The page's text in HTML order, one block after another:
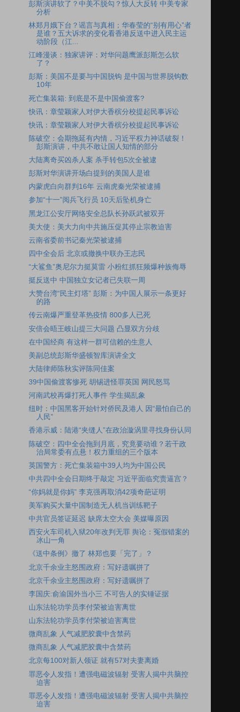
彭斯演讲软了？中美不脱勾？惊人大反转 中美专家
分析
林郑月娥下台？谣言与真相；华春莹的“别有用心”者
是谁？五大诉求的变化看香港反送中进入民主运
动阶段（江...
江峰漫谈：独家讲评：对华问题鹰派彭斯怎么软
了？
彭斯：美国不是要与中国脱钩 是中国与世界脱钩数
10年
死亡集装箱: 到底是不是中国偷渡客?
快讯：章莹颖家人对伊大香槟分校提起民事诉讼
快讯：章莹颖家人对伊大香槟分校提起民事诉讼
陈破空：会期拖延有内情，习近平权力神话破裂！
彭斯演讲，中共不敢让国人知情的部分
大陆离奇买凶杀人案 杀手转包5次全被逮
彭斯对华演讲开场白提到的美国人是谁
内蒙虎白向群判16年 云南虎秦光荣被逮捕
参加“十一”阅兵飞行员 10天后坠机身亡
黑龙江公安厅网络安全总队长孙跃武被双开
美大使：美大力向中共施压促其停止宗教迫害
云南省委前书记秦光荣被逮捕
四中全会后 北京或撤换中联办王志民
“大鲨鱼”奥尼尔力挺莫雷 小粉红抓狂频爆种族侮辱
挺反送中 中国独立女记者已失联一周
大赞台湾“民主灯塔” 彭斯：为中国人展示一条更好
的路
传云南爆严重登革热疫情 800多人已死
安倍会晤王岐山提三大问题 凸显双方分歧
在中国经商 有这样一群可信赖的生意人
美副总统彭斯华盛顿智库演讲全文
大陆律师陈秋实评陈同佳案
39中国偷渡客惨死 胡锡进怪罪英国 网民怒骂
河南武校再爆打死人事件 学生揭乱象
纽时：中国黑客开始针对侨民及港人 因“最怕自己的
人民”
香港示威：陆港“夹缝人”在政治漩涡里寻找身份认同
陈破空：四中全会拖到月底，究竟要动谁？若干政
治局常委有点悬！权力重组的三个版本
英国警方：死亡集装箱中39人均为中国公民
中共四中全会日期终于敲定 习近平面临究责逼宫？
“你妈就是你妈” 李克强再取消42项奇葩证明
美军购买大量中国制造无人机当训练靶子
中共官员签证延迟 缺席太空大会 美媒曝原因
西安火车司机入狱20年改判无罪 舆论：冤假错案的
冰山一角
《送中条例》撤了 林郑也要「完了」？
北京千余业主怒围政府：写好遗嘱拼了
北京千余业主怒围政府：写好遗嘱拼了
李国庆:俞渝国外当小三 不可告人的实锤证据
山东法轮功学员李付荣被迫害离世
山东法轮功学员李付荣被迫害离世
微商乱象 人气减肥胶囊中含禁药
微商乱象 人气减肥胶囊中含禁药
北京每100对新人领证 就有57对夫妻离婚
罪恶令人发指！遭强电磁波辐射 受害人揭中共脑控
迫害
罪恶令人发指！遭强电磁波辐射 受害人揭中共脑控
迫害